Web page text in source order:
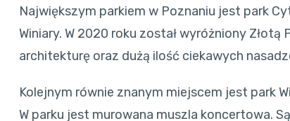
Największym parkiem w Poznaniu jest park
Winiary. W 2020 roku został wyróżniony
architekturę oraz dużą ilość ciekawych
Kolejnym równie znanym miejscem jest park
W parku jest murowana muszla koncertowa.